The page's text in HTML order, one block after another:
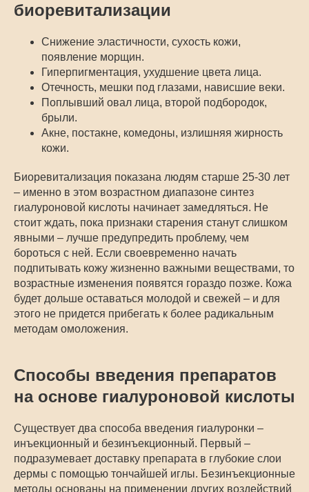
биоревитализации
Снижение эластичности, сухость кожи,
появление морщин.
Гиперпигментация, ухудшение цвета лица.
Отечность, мешки под глазами, нависшие веки.
Поплывший овал лица, второй подбородок,
брыли.
Акне, постакне, комедоны, излишняя жирность
кожи.
Биоревитализация показана людям старше 25-30 лет
– именно в этом возрастном диапазоне синтез
гиалуроновой кислоты начинает замедляться. Не
стоит ждать, пока признаки старения станут слишком
явными – лучше предупредить проблему, чем
бороться с ней. Если своевременно начать
подпитывать кожу жизненно важными веществами, то
возрастные изменения появятся гораздо позже. Кожа
будет дольше оставаться молодой и свежей – и для
этого не придется прибегать к более радикальным
методам омоложения.
Способы введения препаратов
на основе гиалуроновой кислоты
Существует два способа введения гиалуронки –
инъекционный и безинъекционный. Первый –
подразумевает доставку препарата в глубокие слои
дермы с помощью тончайшей иглы. Безинъекционные
методы основаны на применении других воздействий